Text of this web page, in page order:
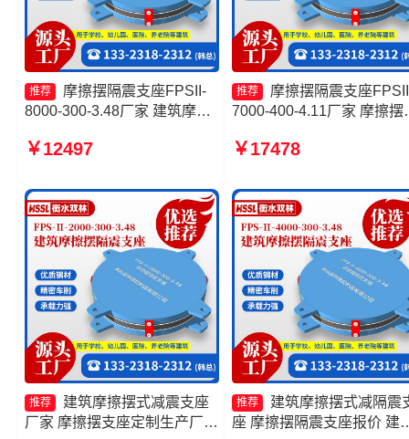
推荐
摩擦摆隔震支座FPSII-
8000-300-3.48厂家 建筑摩擦
擦摆式隔震支座源头工厂 摩擦
3.81
￥12497
推荐
摩擦摆隔震支座
7000-400-4.11厂家 摩擦摆
生产厂家 摩擦摆减隔震球
2000-350-3.81源头工厂
￥17478
推荐
建筑摩擦摆式减震支座
厂家 摩擦摆支座定制生产厂家
推荐
建筑摩擦摆式减隔震
座 摩擦摆隔震支座报价 建